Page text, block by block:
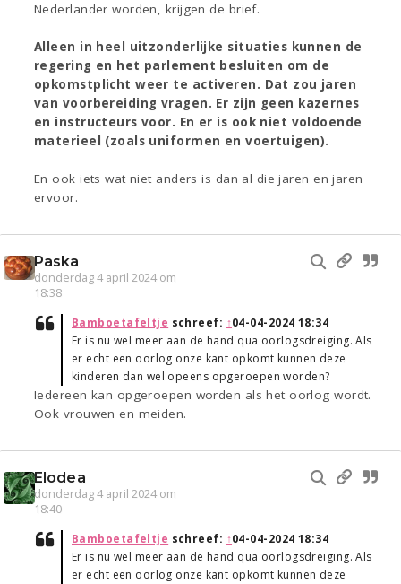
Nederlander worden, krijgen de brief.
Alleen in heel uitzonderlijke situaties kunnen de
regering en het parlement besluiten om de
opkomstplicht weer te activeren. Dat zou jaren
van voorbereiding vragen. Er zijn geen kazernes
en instructeurs voor. En er is ook niet voldoende
materieel (zoals uniformen en voertuigen).
En ook iets wat niet anders is dan al die jaren en jaren
ervoor.
Paska
donderdag 4 april 2024 om
18:38
Bamboetafeltje schreef: ↑04-04-2024 18:34
Er is nu wel meer aan de hand qua oorlogsdreiging. Als
er echt een oorlog onze kant opkomt kunnen deze
kinderen dan wel opeens opgeroepen worden?
Iedereen kan opgeroepen worden als het oorlog wordt.
Ook vrouwen en meiden.
Elodea
donderdag 4 april 2024 om
18:40
Bamboetafeltje schreef: ↑04-04-2024 18:34
Er is nu wel meer aan de hand qua oorlogsdreiging. Als
er echt een oorlog onze kant opkomt kunnen deze